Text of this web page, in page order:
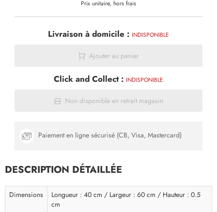
Prix unitaire, hors frais
Livraison à domicile : INDISPONIBLE
Ajouter au panier
Click and Collect : INDISPONIBLE
Non disponible en retrait magasin
Paiement en ligne sécurisé (CB, Visa, Mastercard)
DESCRIPTION DÉTAILLÉE
Dimensions
Longueur : 40 cm / Largeur : 60 cm / Hauteur : 0.5
cm